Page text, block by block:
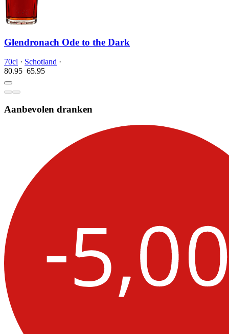
Glendronach Ode to the Dark
70cl · Schotland ·
80.95 65.95
Aanbevolen dranken